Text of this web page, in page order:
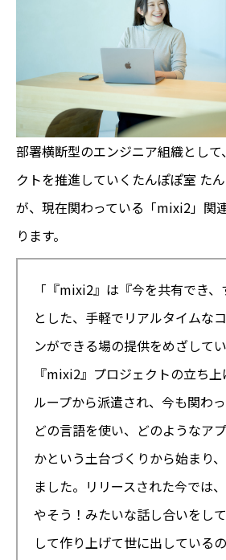
部署横断型のエンジニア組織とし
クトを推進していくたんぽぽ室 た
が、現在関わっている「mixi2」関
ります。
「『mixi2』は『今を共有でき
とした、手軽でリアルタイムな
ンができる場の提供をめざしてい
『mixi2』プロジェクトの立ち
ループから派遣され、今も関わ
どの言語を使い、どのようなア
かという土台づくりから始まり
ました。リリースされた今では
やそう！みたいな話し合いをし
して作り上げて世に出している